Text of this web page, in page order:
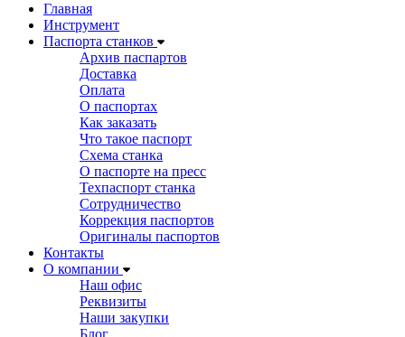
Главная
Инструмент
Паспорта станков
Архив паспартов
Доставка
Оплата
О паспортах
Как заказать
Что такое паспорт
Схема станка
О паспорте на пресс
Техпаспорт станка
Сотрудничество
Коррекция паспортов
Оригиналы паспортов
Контакты
О компании
Наш офис
Реквизиты
Наши закупки
Блог